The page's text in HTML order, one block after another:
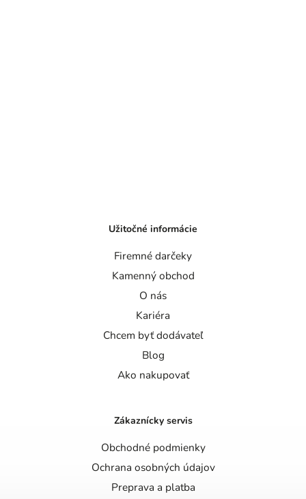
Užitočné informácie
Firemné darčeky
Kamenný obchod
O nás
Kariéra
Chcem byť dodávateľ
Blog
Ako nakupovať
Zákaznícky servis
Obchodné podmienky
Ochrana osobných údajov
Preprava a platba